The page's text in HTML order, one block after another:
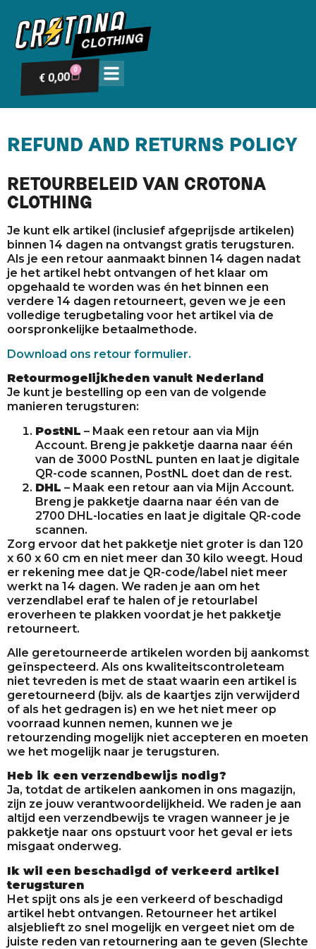
CLOTHING
€0,00
0
REFUND AND RETURNS POLICY
RETOURBELEID VAN CROTONA
CLOTHING
Je kunt elk artikel (inclusief afgeprijsde artikelen)
binnen 14 dagen na ontvangst gratis terugsturen.
Als je een retour aanmaakt binnen 14 dagen nadat
je het artikel hebt ontvangen of het klaar om
opgehaald te worden was én het binnen een
verdere 14 dagen retourneert, geven we je een
volledige terugbetaling voor het artikel via de
oorspronkelijke betaalmethode.
Download ons retour formulier.
Retourmogelijkheden vanuit Nederland
Je kunt je bestelling op een van de volgende
manieren terugsturen:
PostNL – Maak een retour aan via Mijn
Account. Breng je pakketje daarna naar één
van de 3000 PostNL punten en laat je digitale
QR-code scannen, PostNL doet dan de rest.
DHL – Maak een retour aan via Mijn Account.
Breng je pakketje daarna naar één van de
2700 DHL-locaties en laat je digitale QR-code
scannen.
Zorg ervoor dat het pakketje niet groter is dan 120
x 60 x 60 cm en niet meer dan 30 kilo weegt. Houd
er rekening mee dat je QR-code/label niet meer
werkt na 14 dagen. We raden je aan om het
verzendlabel eraf te halen of je retourlabel
eroverheen te plakken voordat je het pakketje
retourneert.
Alle geretourneerde artikelen worden bij aankomst
geïnspecteerd. Als ons kwaliteitscontroleteam
niet tevreden is met de staat waarin een artikel is
geretourneerd (bijv. als de kaartjes zijn verwijderd
of als het gedragen is) en we het niet meer op
voorraad kunnen nemen, kunnen we je
retourzending mogelijk niet accepteren en moeten
we het mogelijk naar je terugsturen.
Heb ik een verzendbewijs nodig?
Ja, totdat de artikelen aankomen in ons magazijn,
zijn ze jouw verantwoordelijkheid. We raden je aan
altijd een verzendbewijs te vragen wanneer je je
pakketje naar ons opstuurt voor het geval er iets
misgaat onderweg.
Ik wil een beschadigd of verkeerd artikel
terugsturen
Het spijt ons als je een verkeerd of beschadigd
artikel hebt ontvangen. Retourneer het artikel
alsjeblieft zo snel mogelijk en vergeet niet om de
juiste reden van retournering aan te geven (Slechte